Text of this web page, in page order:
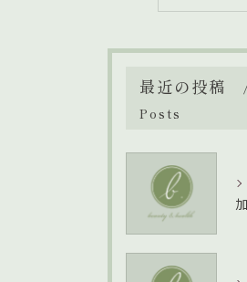
最近の投稿
Posts